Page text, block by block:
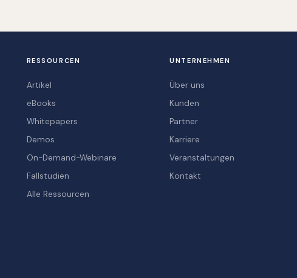
RESSOURCEN
Artikel
eBooks
Whitepapers
Demos
On-Demand-Webinare
Fallstudien
Alle Ressourcen
UNTERNEHMEN
Über uns
Kunden
Partner
Karriere
Veranstaltungen
Kontakt